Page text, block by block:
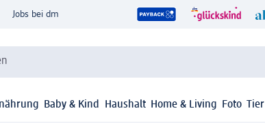
Jobs bei dm
Baby & Kind Haushalt Home & Living Foto Tier